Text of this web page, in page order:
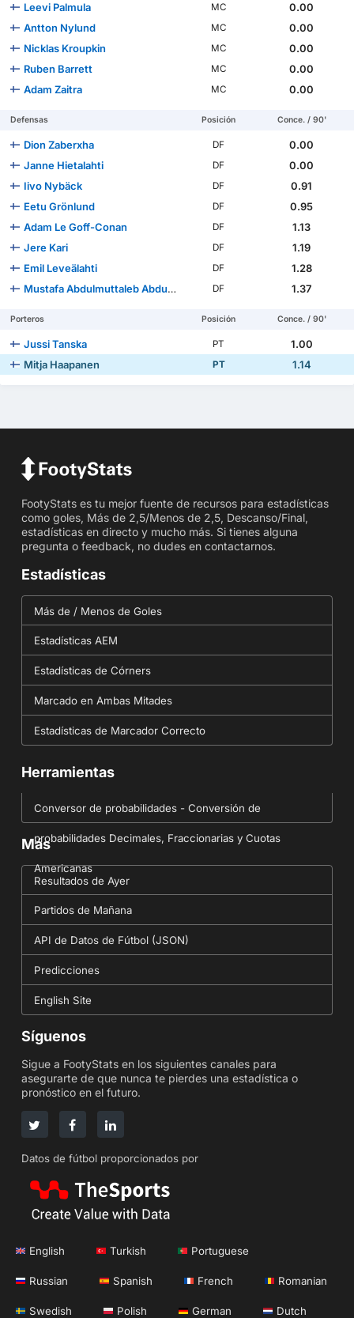
Leevi Palmula
MC
0.00
Antton Nylund
MC
0.00
Nicklas Kroupkin
MC
0.00
Ruben Barrett
MC
0.00
Adam Zaitra
MC 0.00
Defensas Posición Conce. / 90'
Dion Zaberxha DF
0.00
Janne Hietalahti
DF
0.00
Iivo Nybäck
DF
0.91
Eetu Grönlund
DF
0.95
Adam Le Goff-Conan
DF
1.13
Jere Kari
DF
1.19
Emil Leveälahti
DF
1.28
Mustafa Abdulmuttaleb Abdulrasoul
DF 1.37
Porteros Posición Conce. / 90'
Jussi Tanska PT
1.00
Mitja Haapanen
PT 1.14
FootyStats es tu mejor fuente de recursos para estadísticas
como goles, Más de 2,5/Menos de 2,5, Descanso/Final,
estadísticas en directo y mucho más. Si tienes alguna
pregunta o feedback, no dudes en contactarnos.
Estadísticas
Más de / Menos de Goles
Estadísticas AEM
Estadísticas de Córners
Marcado en Ambas Mitades
Estadísticas de Marcador Correcto
Herramientas
Conversor de probabilidades - Conversión de
probabilidades Decimales, Fraccionarias y Cuotas
Americanas
Más
Resultados de Ayer
Partidos de Mañana
API de Datos de Fútbol (JSON)
Predicciones
English Site
Síguenos
Sigue a FootyStats en los siguientes canales para
asegurarte de que nunca te pierdes una estadística o
pronóstico en el futuro.
Datos de fútbol proporcionados por
English Turkish Portuguese
Russian Spanish French Romanian
Swedish Polish German Dutch